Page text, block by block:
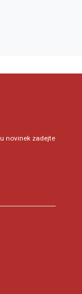
novinek zadejte